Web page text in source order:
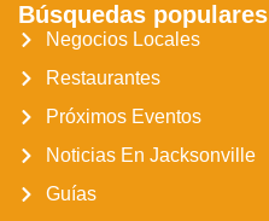
Búsquedas populares
Negocios Locales
Restaurantes
Próximos Eventos
Noticias En Jacksonville
Guías